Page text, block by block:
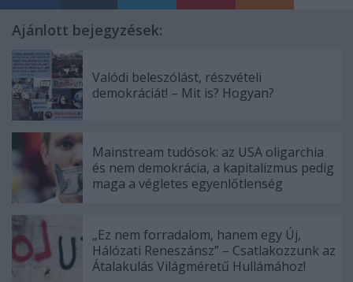
Ajánlott bejegyzések:
Valódi beleszólást, részvételi
demokráciát! – Mit is? Hogyan?
Mainstream tudósok: az USA oligarchia
és nem demokrácia, a kapitalizmus pedig
maga a végletes egyenlőtlenség
„Ez nem forradalom, hanem egy Új,
Hálózati Reneszánsz” – Csatlakozzunk az
Átalakulás Világméretű Hullámához!